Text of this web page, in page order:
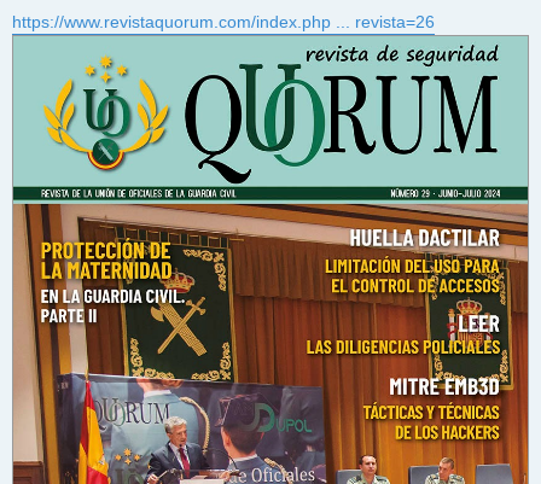
https://www.revistaquorum.com/index.php ... revista=26